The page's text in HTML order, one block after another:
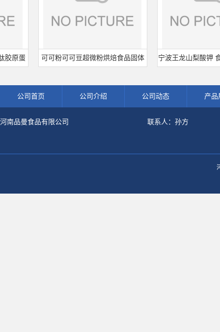
蛋 可可粉可可豆超微粉烘焙食品固体 宁波王龙山梨酸钾 食品
公司首页 公司介绍 公司动态 产品
河南品曼食品有限公司 联系人：孙方